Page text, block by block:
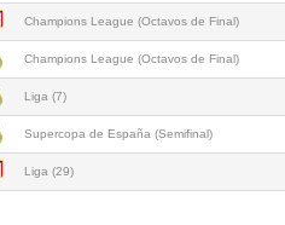
Champions League (Octavos de Final)
Champions League (Octavos de Final)
Liga (7)
Supercopa de España (Semifinal)
Liga (29)